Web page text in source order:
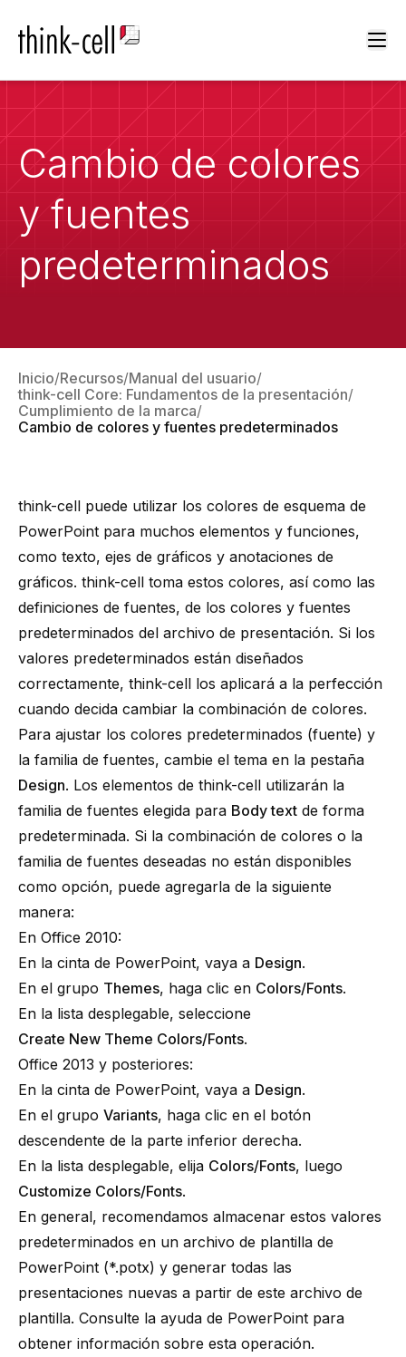
Cambio de colores
y fuentes
predeterminados
Inicio Recursos Manual del usuario
think-cell Core: Fundamentos de la presentación
Cumplimiento de la marca
Cambio de colores y fuentes predeterminados
think-cell puede utilizar los colores de esquema de
PowerPoint para muchos elementos y funciones,
como texto, ejes de gráficos y anotaciones de
gráficos. think-cell toma estos colores, así como las
definiciones de fuentes, de los colores y fuentes
predeterminados del archivo de presentación. Si los
valores predeterminados están diseñados
correctamente, think-cell los aplicará a la perfección
cuando decida cambiar la combinación de colores.
Para ajustar los colores predeterminados (fuente) y
la familia de fuentes, cambie el tema en la pestaña
Design. Los elementos de think-cell utilizarán la
familia de fuentes elegida para Body text de forma
predeterminada. Si la combinación de colores o la
familia de fuentes deseadas no están disponibles
como opción, puede agregarla de la siguiente
manera:
En Office 2010:
En la cinta de PowerPoint, vaya a Design.
En el grupo Themes, haga clic en Colors/Fonts.
En la lista desplegable, seleccione
Create New Theme Colors/Fonts.
Office 2013 y posteriores:
En la cinta de PowerPoint, vaya a Design.
En el grupo Variants, haga clic en el botón
descendente de la parte inferior derecha.
En la lista desplegable, elija Colors/Fonts, luego
Customize Colors/Fonts.
En general, recomendamos almacenar estos valores
predeterminados en un archivo de plantilla de
PowerPoint (*.potx) y generar todas las
presentaciones nuevas a partir de este archivo de
plantilla. Consulte la ayuda de PowerPoint para
obtener información sobre esta operación.